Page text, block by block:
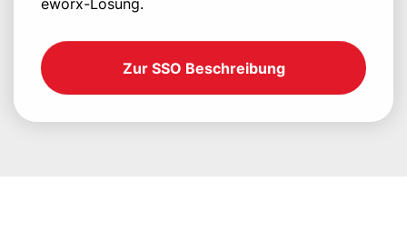
Zur SSO Beschreibung